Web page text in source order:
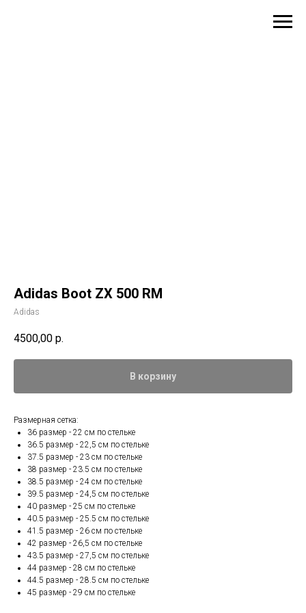
Adidas Boot ZX 500 RM
Adidas
4500,00 р.
В корзину
Размерная сетка:
36 размер - 22 см по стельке
36.5 размер - 22,5 см по стельке
37.5 размер - 23 см по стельке
38 размер - 23.5 см по стельке
38.5 размер - 24 см по стельке
39.5 размер - 24,5 см по стельке
40 размер - 25 см по стельке
40.5 размер - 25.5 см по стельке
41.5 размер - 26 см по стельке
42 размер - 26,5 см по стельке
43.5 размер - 27,5 см по стельке
44 размер - 28 см по стельке
44.5 размер - 28.5 см по стельке
45 размер - 29 см по стельке